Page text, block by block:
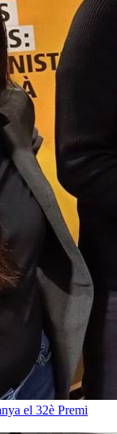
el 32è Premi